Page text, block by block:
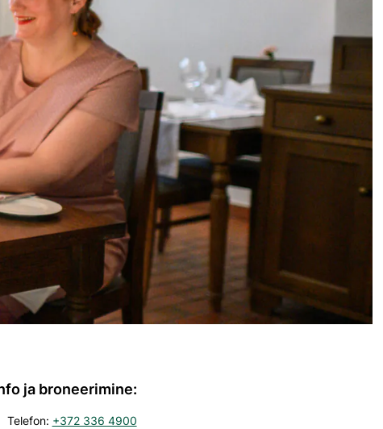
ja broneerimine:
Telefon: +372 336 4900